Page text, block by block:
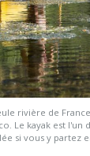
rivière de
Le kayak est l'un
si vous y partez